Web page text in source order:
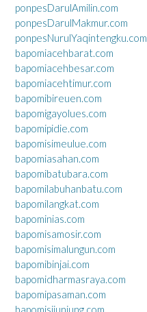
ponpesDarulAmilin.com
ponpesDarulMakmur.com
ponpesNurulYaqintengku.com
bapomiacehbarat.com
bapomiacehbesar.com
bapomiacehtimur.com
bapomibireuen.com
bapomigayolues.com
bapomipidie.com
bapomisimeulue.com
bapomiasahan.com
bapomibatubara.com
bapomilabuhanbatu.com
bapomilangkat.com
bapominias.com
bapomisamosir.com
bapomisimalungun.com
bapomibinjai.com
bapomidharmasraya.com
bapomipasaman.com
bapomisijunjung.com